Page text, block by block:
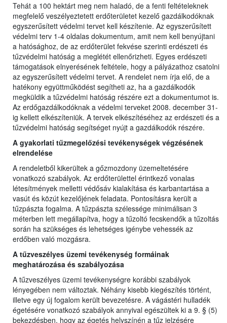
Tehát a 100 hektárt meg nem haladó, de a fenti feltételeknek
megfelelő veszélyeztetett erdőterületet kezelő gazdálkodóknak
egyszerűsített védelmi tervet kell készítenie. Az egyszerűsített
védelmi terv 1-4 oldalas dokumentum, amit nem kell benyújtani
a hatósághoz, de az erdőterület fekvése szerinti erdészeti és
tűzvédelmi hatóság a meglétét ellenőrizheti. Egyes erdészeti
támogatások elnyerésének feltétele, hogy a pályázathoz csatolni
az egyszerűsített védelmi tervet. A rendelet nem írja elő, de a
hatékony együttműködést segítheti az, ha a gazdálkodók
megküldik a tűzvédelmi hatóság részére ezt a dokumentumot is.
Az erdőgazdálkodóknak a védelmi terveket 2008. december 31-
ig kellett elkészíteniük. A tervek elkészítéséhez az erdészeti és a
tűzvédelmi hatóság segítséget nyújt a gazdálkodók részére.
A gyakorlati tűzmegelőzési tevékenységek végzésének
elrendelése
A rendeletből kikerültek a gőzmozdony üzemeltetésére
vonatkozó szabályok. Az erdőterülettel érintkező vonalas
létesítmények melletti védősáv kialakítása és karbantartása a
vasút és közút kezelőjének feladata. Pontosításra került a
tűzpászta fogalma. A tűzpászta szélessége minimálisan 3
méterben lett megállapítva, hogy a tűzoltó fecskendők a tűzoltás
során ha szükséges és lehetséges igénybe vehessék az
erdőben való mozgásra.
A tűzveszélyes üzemi tevékenység formáinak
meghatározása és szabályozása
A tűzveszélyes üzemi tevékenységre korábbi szabályok
lényegében nem változtak. Néhány kisebb kiegészítés történt,
illetve egy új fogalom került bevezetésre. A vágástéri hulladék
égetésére vonatkozó szabályok annyival egészültek ki a 9. § (5)
bekezdésben, hogy az égetés helyszínén a tűz jelzésére